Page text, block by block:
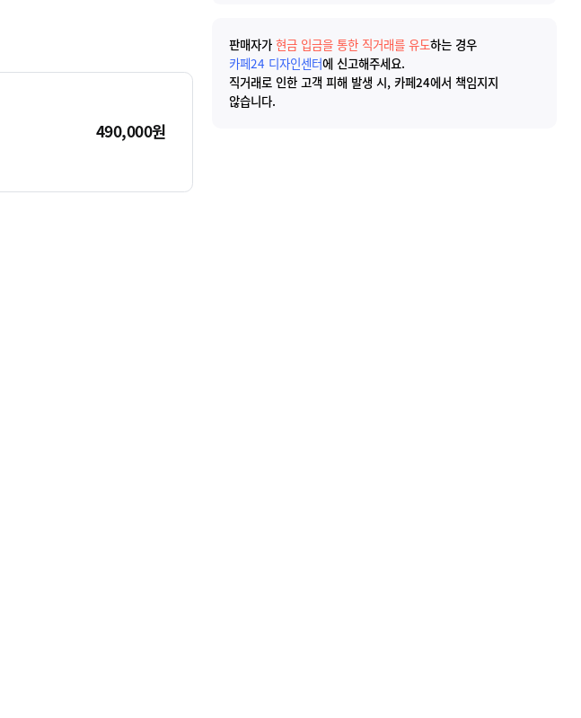
490,000원
판매자가현금 입금을 통한 직거래를 유도하는 경우
카페24 디자인센터에 신고해주세요.
직거래로 인한 고객 피해 발생 시, 카페24에서 책임지지
않습니다.